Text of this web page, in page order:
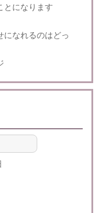
とになります
なれるのはどっ